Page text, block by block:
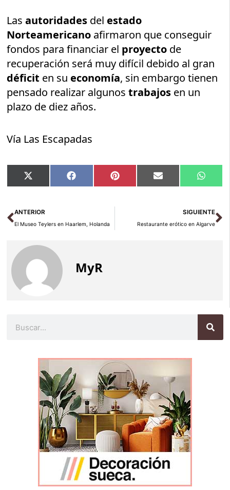
Lasautoridades del estado
Norteamericano afirmaron que conseguir
fondos para financiar el proyecto de
recuperación será muy difícil debido al gran
déficit en su economía, sin embargo tienen
pensado realizar algunostrabajos en un
plazo de diez años.
Vía Las Escapadas
Compartir
en
X
(Twitter)
Compartir
en
Facebook Compartir
en
Pinterest Compartir
en
Email
en
Ant
ANTERIOR
El Museo Teylers en Haarlem, Holanda
SIGUIENTE
Restaurante erótico en Algarve
MyR